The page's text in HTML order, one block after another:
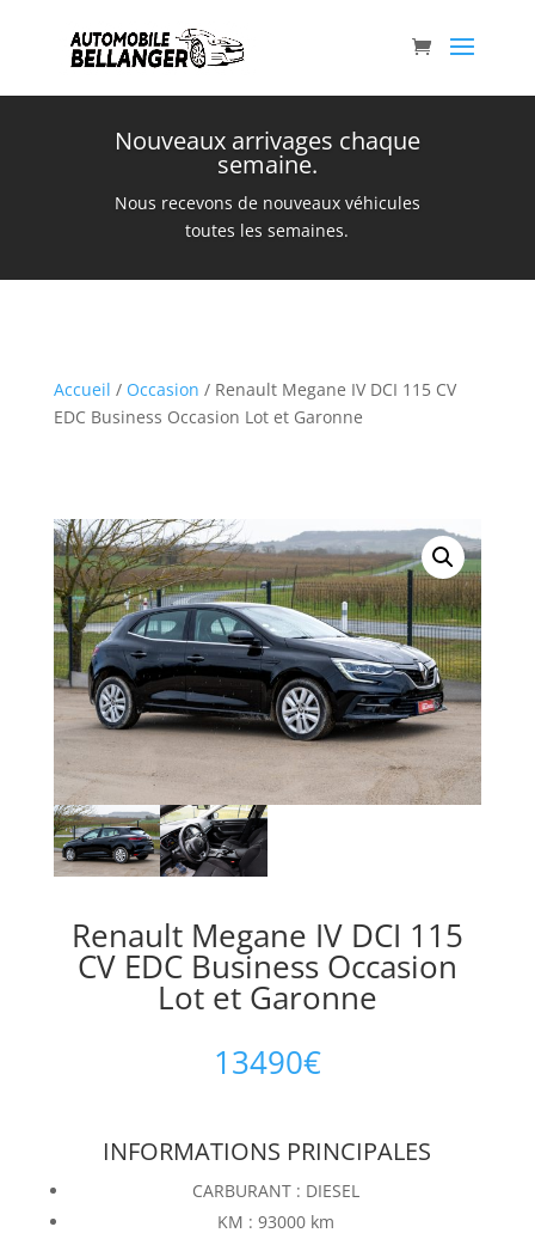
Nouveaux arrivages chaque
semaine.
Nous recevons de nouveaux véhicules
toutes les semaines.
Accueil / Occasion / Renault Megane IV DCI 115 CV
EDC Business Occasion Lot et Garonne
Renault Megane IV DCI 115
CV EDC Business Occasion
Lot et Garonne
13490€
INFORMATIONS PRINCIPALES
CARBURANT : DIESEL
KM : 93000 km